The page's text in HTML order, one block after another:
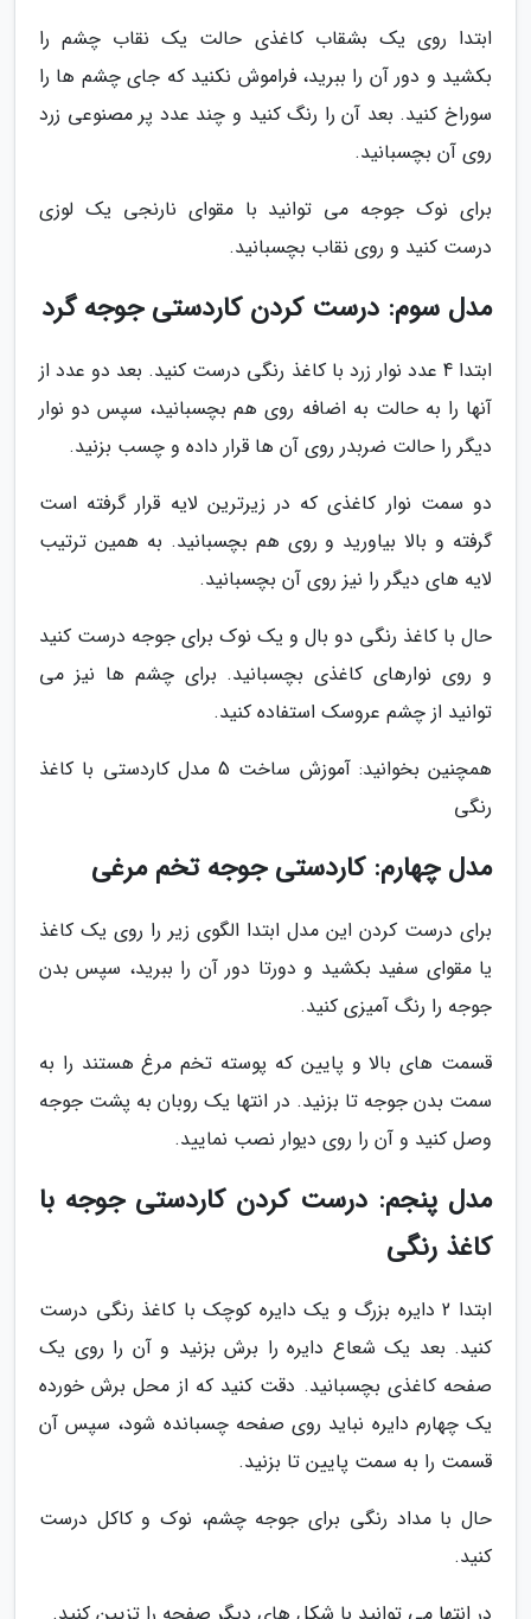
ابتدا روی یک بشقاب کاغذی حالت یک نقاب چشم را
بکشید و دور آن را ببرید، فراموش نکنید که جای چشم ها را
سوراخ کنید. بعد آن را رنگ کنید و چند عدد پر مصنوعی زرد
روی آن بچسبانید.
برای نوک جوجه می توانید با مقوای نارنجی یک لوزی
درست کنید و روی نقاب بچسبانید.
مدل سوم: درست کردن کاردستی جوجه گرد
ابتدا 4 عدد نوار زرد با کاغذ رنگی درست کنید. بعد دو عدد از
آنها را به حالت به اضافه روی هم بچسبانید، سپس دو نوار
دیگر را حالت ضربدر روی آن ها قرار داده و چسب بزنید.
دو سمت نوار کاغذی که در زیرترین لایه قرار گرفته است
گرفته و بالا بیاورید و روی هم بچسبانید. به همین ترتیب
لایه های دیگر را نیز روی آن بچسبانید.
حال با کاغذ رنگی دو بال و یک نوک برای جوجه درست کنید
و روی نوارهای کاغذی بچسبانید. برای چشم ها نیز می
توانید از چشم عروسک استفاده کنید.
همچنین بخوانید: آموزش ساخت 5 مدل کاردستی با کاغذ
رنگی
مدل چهارم: کاردستی جوجه تخم مرغی
برای درست کردن این مدل ابتدا الگوی زیر را روی یک کاغذ
یا مقوای سفید بکشید و دورتا دور آن را ببرید، سپس بدن
جوجه را رنگ آمیزی کنید.
قسمت های بالا و پایین که پوسته تخم مرغ هستند را به
سمت بدن جوجه تا بزنید. در انتها یک روبان به پشت جوجه
وصل کنید و آن را روی دیوار نصب نمایید.
مدل پنجم: درست کردن کاردستی جوجه با
کاغذ رنگی
ابتدا 2 دایره بزرگ و یک دایره کوچک با کاغذ رنگی درست
کنید. بعد یک شعاع دایره را برش بزنید و آن را روی یک
صفحه کاغذی بچسبانید. دقت کنید که از محل برش خورده
یک چهارم دایره نباید روی صفحه چسبانده شود، سپس آن
قسمت را به سمت پایین تا بزنید.
حال با مداد رنگی برای جوجه چشم، نوک و کاکل درست
کنید.